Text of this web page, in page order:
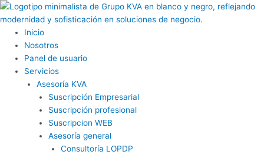
Ir
al
contenido
Inicio
Nosotros
Panel de usuario
Servicios
Asesoría KVA
Suscripción Empresarial
Suscripción profesional
Suscripcion WEB
Asesoría general
Consultoría LOPDP